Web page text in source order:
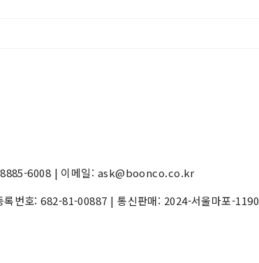
8885-6008 | 이메일: ask@boonco.co.kr
록번호:682-81-00887 | 통신판매: 2024-서울마포-1190